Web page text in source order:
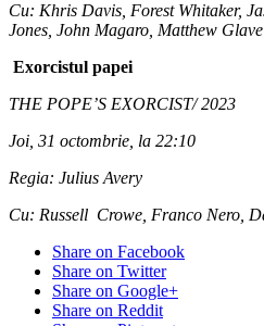
Cu: Khris Davis, Forest Whitaker,
Jones, John Magaro, Matthew Glave
Exorcistul papei
THE POPE’S EXORCIST/ 2023
Joi, 31 octombrie, la 22:10
Regia: Julius Avery
Cu: Russell Crowe, Franco Nero,
Share on Facebook
Share on Twitter
Share on Google+
Share on Reddit